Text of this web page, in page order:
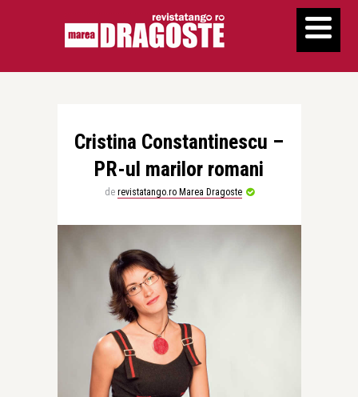
Cristina Constantinescu –
PR-ul marilor romani
de revistatango.ro Marea Dragoste